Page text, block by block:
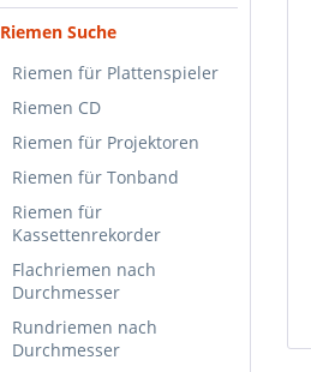
Riemen Suche
Riemen für Plattenspieler
Riemen CD
Riemen für Projektoren
Riemen für Tonband
Riemen für
Kassettenrekorder
Flachriemen nach
Durchmesser
Rundriemen nach
Durchmesser